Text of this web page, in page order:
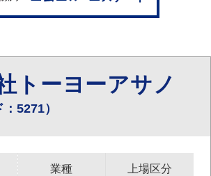
トーヨーアサノ
5271）
業種 上場区分